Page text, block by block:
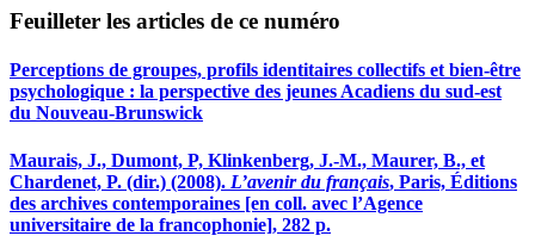
Feuilleter les articles de ce numéro
Perceptions de groupes, profils identitaires collectifs et bien-être
psychologique : la perspective des jeunes Acadiens du sud-est
du Nouveau-Brunswick
Maurais, J., Dumont, P, Klinkenberg, J.-M., Maurer, B., et
Chardenet, P. (dir.) (2008). L’avenir du français, Paris, Éditions
des archives contemporaines [en coll. avec l’Agence
universitaire de la francophonie], 282 p.